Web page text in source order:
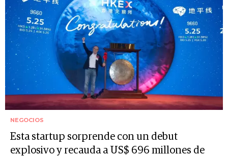
NEGOCIOS
Esta startup sorprende con un debut
explosivo y recauda a US$ 696 millones de